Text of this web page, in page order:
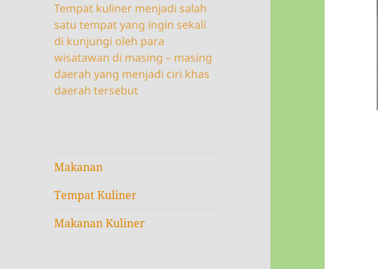
Tempat kuliner menjadi salah
satu tempat yang ingin sekali
di kunjungi oleh para
wisatawan di masing – masing
daerah yang menjadi ciri khas
daerah tersebut
Makanan
Tempat Kuliner
Makanan Kuliner